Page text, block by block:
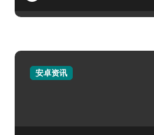
安卓资讯